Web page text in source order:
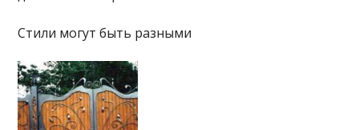
Стили могут быть разными